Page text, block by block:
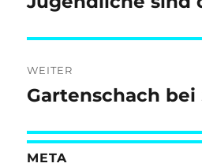
WEITER
Nächster
Gartenschach bei
META